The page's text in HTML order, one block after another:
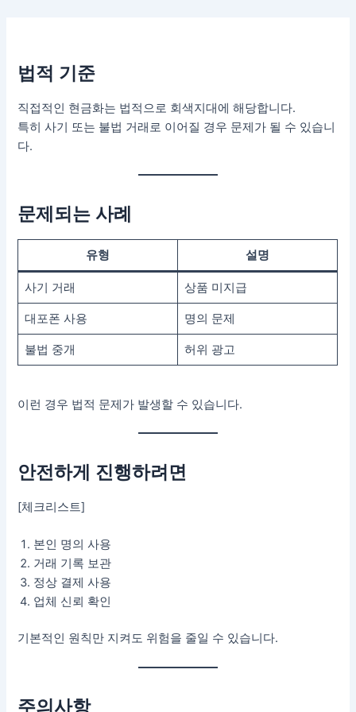
법적 기준
직접적인 현금화는 법적으로 회색지대에 해당합니다.
특히 사기 또는 불법 거래로 이어질 경우 문제가 될 수 있습니
다.
문제되는 사례
유형 설명
사기 거래 상품 미지급
대포폰 사용 명의 문제
불법 중개 허위 광고
이런 경우 법적 문제가 발생할 수 있습니다.
안전하게 진행하려면
[체크리스트]
본인 명의 사용
거래 기록 보관
정상 결제 사용
업체 신뢰 확인
기본적인 원칙만 지켜도 위험을 줄일 수 있습니다.
주의사항